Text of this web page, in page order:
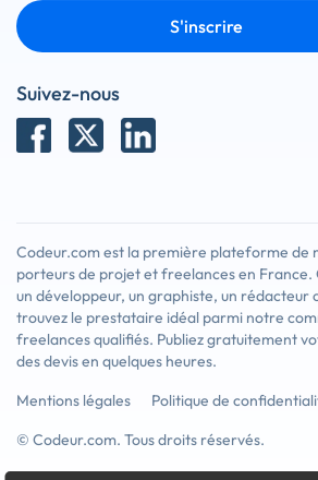
S'inscrire
Suivez-nous
Codeur.com est la première plateforme de
porteurs de projet et freelances en France.
un développeur, un graphiste, un rédacteur
trouvez le prestataire idéal parmi notre
freelances qualifiés. Publiez gratuitement
des devis en quelques heures.
Mentions légales
Politique de
© Codeur.com. Tous droits réservés.